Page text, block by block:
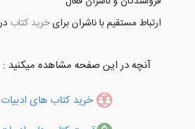
ارتباط مستقیم با ناشران برایخرید کتاب
آنچه در این صفحه مشاهده میکنید :
خرید کتاب های ادبیات